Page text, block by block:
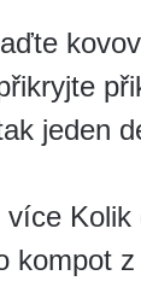
jeden
více Kolik
kompot